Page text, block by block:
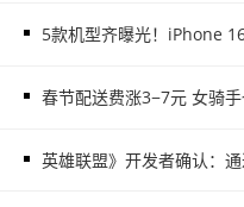
5款机型齐曝光！iPhone
春节配送费涨3−7元 女骑手
英雄联盟》开发者确认：